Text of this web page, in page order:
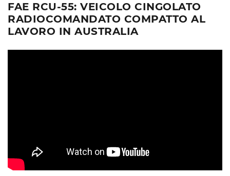
FAE RCU-55: VEICOLO CINGOLATO
RADIOCOMANDATO COMPATTO AL
LAVORO IN AUSTRALIA